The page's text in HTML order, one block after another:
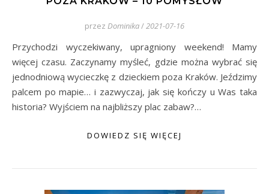
przez Dominika/2021-07-16
Przychodzi wyczekiwany, upragniony weekend! Mamy
więcej czasu. Zaczynamy myśleć, gdzie można wybrać się
jednodniową wycieczkę z dzieckiem poza Kraków. Jeździmy
palcem po mapie… i zazwyczaj, jak się kończy u Was taka
historia? Wyjściem na najbliższy plac zabaw?…
DOWIEDZ SIĘ WIĘCEJ